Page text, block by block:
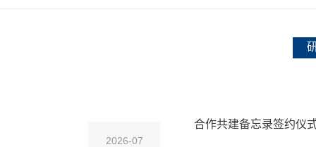
2026-07
合作共建备忘录签约仪